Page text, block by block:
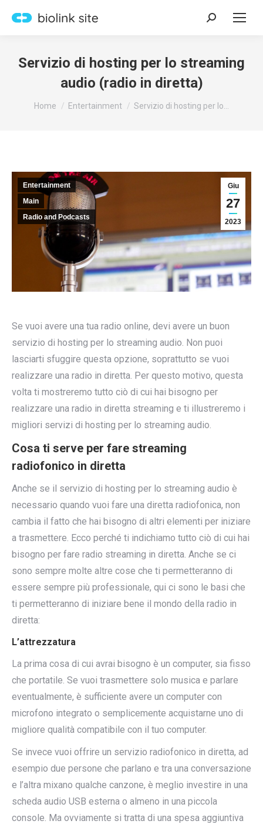
Search:
Servizio di hosting per lo streaming
audio (radio in diretta)
You are here:
Home Entertainment Servizio di hosting per lo…
Giu
27
2023
Entertainment
Main
Radio and Podcasts
Se vuoi avere una tua radio online, devi avere un buon
servizio di hosting per lo streaming audio. Non puoi
lasciarti sfuggire questa opzione, soprattutto se vuoi
realizzare una radio in diretta. Per questo motivo, questa
volta ti mostreremo tutto ciò di cui hai bisogno per
realizzare una radio in diretta streaming e ti illustreremo i
migliori servizi di hosting per lo streaming audio.
Cosa ti serve per fare streaming
radiofonico in diretta
Anche se il servizio di hosting per lo streaming audio è
necessario quando vuoi fare una diretta radiofonica, non
cambia il fatto che hai bisogno di altri elementi per iniziare
a trasmettere. Ecco perché ti indichiamo tutto ciò di cui hai
bisogno per fare radio streaming in diretta. Anche se ci
sono sempre molte altre cose che ti permetteranno di
essere sempre più professionale, qui ci sono le basi che
ti permetteranno di iniziare bene il mondo della radio in
diretta:
L’attrezzatura
La prima cosa di cui avrai bisogno è un computer, sia fisso
che portatile. Se vuoi trasmettere solo musica e parlare
eventualmente, è sufficiente avere un computer con
microfono integrato o semplicemente acquistarne uno di
migliore qualità compatibile con il tuo computer.
Se invece vuoi offrire un servizio radiofonico in diretta, ad
esempio due persone che parlano e tra una conversazione
e l’altra mixano qualche canzone, è meglio investire in una
scheda audio USB esterna o almeno in una piccola
console. Ma ovviamente si tratta di una spesa aggiuntiva